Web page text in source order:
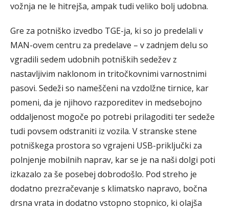
vožnja ne le hitrejša, ampak tudi veliko bolj udobna.
Gre za potniško izvedbo TGE-ja, ki so jo predelali v
MAN-ovem centru za predelave – v zadnjem delu so
vgradili sedem udobnih potniških sedežev z
nastavljivim naklonom in tritočkovnimi varnostnimi
pasovi. Sedeži so nameščeni na vzdolžne tirnice, kar
pomeni, da je njihovo razporeditev in medsebojno
oddaljenost mogoče po potrebi prilagoditi ter sedeže
tudi povsem odstraniti iz vozila. V stranske stene
potniškega prostora so vgrajeni USB-priključki za
polnjenje mobilnih naprav, kar se je na naši dolgi poti
izkazalo za še posebej dobrodošlo. Pod streho je
dodatno prezračevanje s klimatsko napravo, bočna
drsna vrata in dodatno vstopno stopnico, ki olajša